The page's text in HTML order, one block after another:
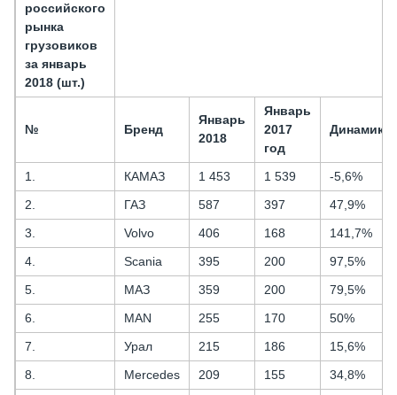
российского
рынка
грузовиков
за январь
2018 (шт.)
№ Бренд
Январь
2018
Январь
2017
год
Динамика
1. КАМАЗ 1 453 1 539
-5,6%
2.
ГАЗ 587 397
47,9%
3.
Volvo 406 168
141,7%
4.
Scania 395 200
97,5%
5.
МАЗ 359 200
79,5%
6.
MAN 255 170
50%
7.
Урал 215 186
15,6%
8.
Mercedes 209 155
34,8%